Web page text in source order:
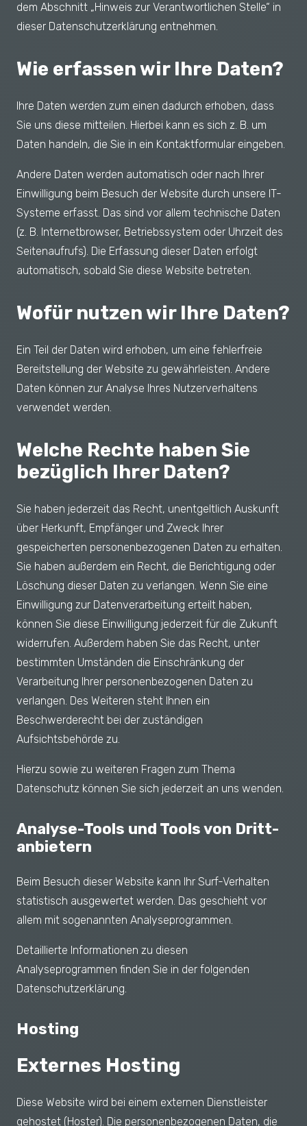
dem Abschnitt „Hinweis zur Verantwortlichen Stelle“ in
dieser Datenschutzerklärung entnehmen.
Wie erfassen wir Ihre Daten?
Ihre Daten werden zum einen dadurch erhoben, dass
Sie uns diese mitteilen. Hierbei kann es sich z. B. um
Daten handeln, die Sie in ein Kontaktformular eingeben.
Andere Daten werden automatisch oder nach Ihrer
Einwilligung beim Besuch der Website durch unsere IT-
Systeme erfasst. Das sind vor allem technische Daten
(z. B. Internetbrowser, Betriebssystem oder Uhrzeit des
Seitenaufrufs). Die Erfassung dieser Daten erfolgt
automatisch, sobald Sie diese Website betreten.
Wofür nutzen wir Ihre Daten?
Ein Teil der Daten wird erhoben, um eine fehlerfreie
Bereitstellung der Website zu gewährleisten. Andere
Daten können zur Analyse Ihres Nutzerverhaltens
verwendet werden.
Welche Rechte haben Sie
bezüglich Ihrer Daten?
Sie haben jederzeit das Recht, unentgeltlich Auskunft
über Herkunft, Empfänger und Zweck Ihrer
gespeicherten personenbezogenen Daten zu erhalten.
Sie haben außerdem ein Recht, die Berichtigung oder
Löschung dieser Daten zu verlangen. Wenn Sie eine
Einwilligung zur Datenverarbeitung erteilt haben,
können Sie diese Einwilligung jederzeit für die Zukunft
widerrufen. Außerdem haben Sie das Recht, unter
bestimmten Umständen die Einschränkung der
Verarbeitung Ihrer personenbezogenen Daten zu
verlangen. Des Weiteren steht Ihnen ein
Beschwerderecht bei der zuständigen
Aufsichtsbehörde zu.
Hierzu sowie zu weiteren Fragen zum Thema
Datenschutz können Sie sich jederzeit an uns wenden.
Analyse-Tools und Tools von Dritt­
anbietern
Beim Besuch dieser Website kann Ihr Surf-Verhalten
statistisch ausgewertet werden. Das geschieht vor
allem mit sogenannten Analyseprogrammen.
Detaillierte Informationen zu diesen
Analyseprogrammen finden Sie in der folgenden
Datenschutzerklärung.
Hosting
Externes Hosting
Diese Website wird bei einem externen Dienstleister
gehostet (Hoster). Die personenbezogenen Daten, die